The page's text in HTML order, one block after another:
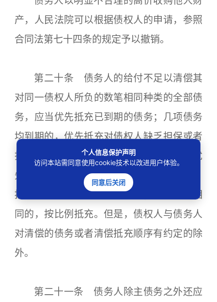
产，人民法院可以根据债权人的申请，参照
合同法第七十四条的规定予以撤销。
第二十条 债务人的给付不足以清偿其
对同一债权人所负的数笔相同种类的全部债
务，应当优先抵充已到期的债务；几项债务
均到期的，优先抵充对债权人缺乏担保或者
担保数额最少的债务；担保数额相同的，优
先抵充债务负担较重的债务；负担相同的，
按照债务到期的先后顺序抵充；到期时间相
同的，按比例抵充。但是，债权人与债务人
对清偿的债务或者清偿抵充顺序有约定的除
外。
第二十一条 债务人除主债务之外还应
个人信息保护声明
访问本站需同意使用cookie技术以改进用户体验。
同意后关闭